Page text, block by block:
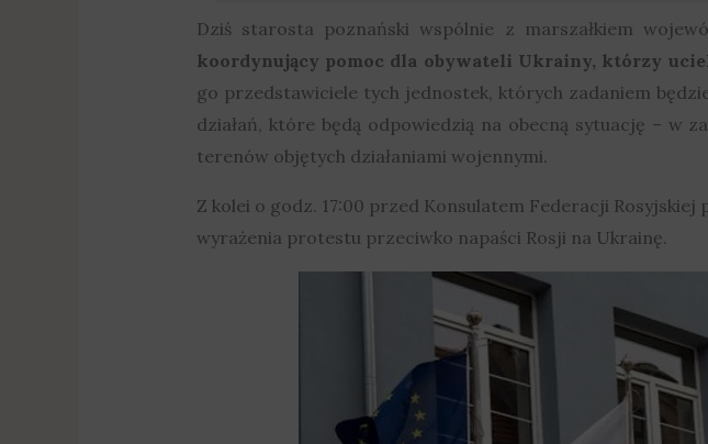
Dziś starosta poznański wspólnie z marszałkiem
koordynujący pomoc dla obywateli Ukrainy, którzy
go przedstawiciele tych jednostek, których zadaniem
działań, które będą odpowiedzią na obecną sytuację – w
terenów objętych działaniami wojennymi.
Z kolei o godz. 17:00 przed Konsulatem Federacji Rosyjskiej
wyrażenia protestu przeciwko napaści Rosji na Ukrainę.